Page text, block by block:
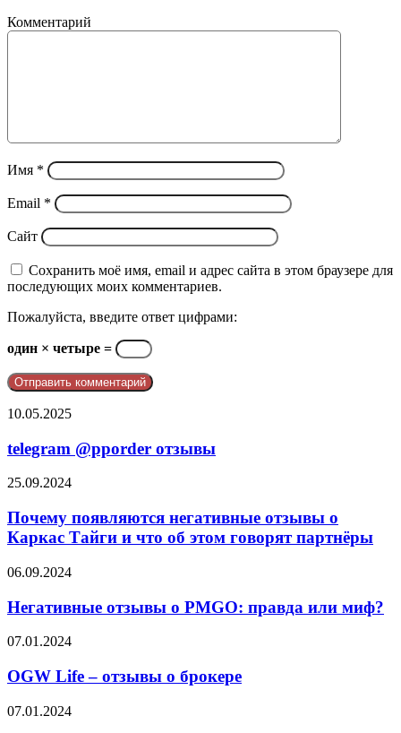
Комментарий
Имя *
Email *
Сайт
Сохранить моё имя, email и адрес сайта в этом браузере для
последующих моих комментариев.
Пожалуйста, введите ответ цифрами:
один × четыре =
telegram
отзывы
10.05.2025
telegram @pporder отзывы
Почему
негативные
отзывы
о
Тайги
что
этом
партнёры
25.09.2024
Почему появляются негативные отзывы о
Каркас Тайги и что об этом говорят партнёры
Негативные
о
PMGO:
правда
миф?
06.09.2024
Негативные отзывы о PMGO: правда или миф?
OGW
–
отзывы
о
брокере
07.01.2024
OGW Life – отзывы о брокере
Франшиза
07.01.2024